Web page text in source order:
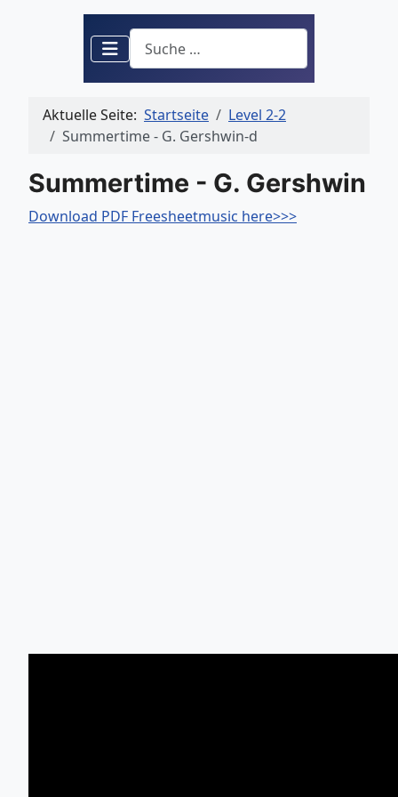
Suchen
Aktuelle Seite: Startseite
Level 2-2
Summertime - G. Gershwin-d
Summertime - G. Gershwin
Download PDF Freesheetmusic here>>>